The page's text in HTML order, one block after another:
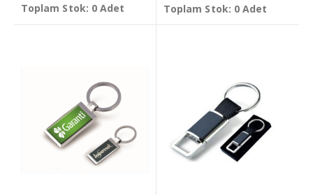
Toplam Stok: 0 Adet Toplam Stok: 0 Adet